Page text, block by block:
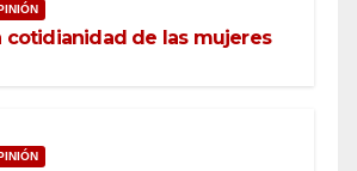
cotidianidad de las mujeres